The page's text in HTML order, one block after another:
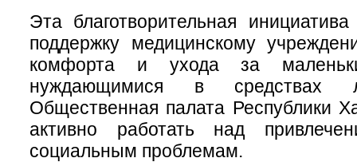
Эта благотворительная
поддержку медицинскому
комфорта и ухода за
нуждающимися в средствах
Общественная палата Республики
активно работать над
социальным проблемам.